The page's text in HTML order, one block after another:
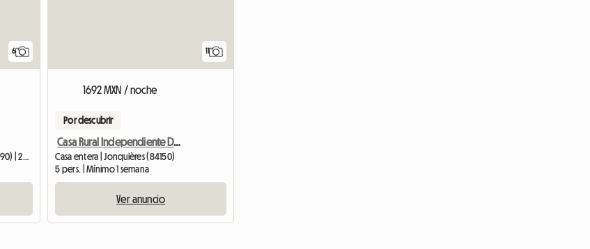
6
Casa entera | Beaumes-de-Venise (84190) | 25 M2
11
1692 MXN / noche
Por descubrir
Casa Rural Independiente De Un Mas En Alquiler
Casa entera | Jonquières (84150)
5 pers. | Mínimo 1 semana
Ver anuncio